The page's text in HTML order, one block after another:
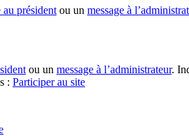
au président ou un message à
ou un message à l’administrateur.
: Participer au site